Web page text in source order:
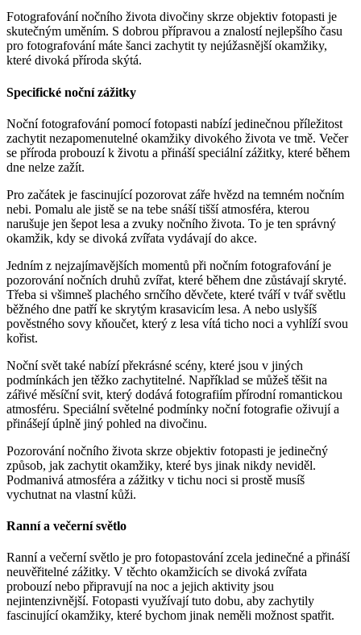
Fotografování nočního života divočiny skrze objektiv fotopasti je
skutečným uměním. S dobrou přípravou a znalostí nejlepšího času
pro fotografování máte šanci zachytit ty nejúžasnější okamžiky,
které divoká příroda skýtá.
Specifické noční zážitky
Noční fotografování pomocí fotopasti nabízí jedinečnou příležitost
zachytit nezapomenutelné okamžiky divokého života ve tmě. Večer
se příroda probouzí k životu a přináší speciální zážitky, které během
dne nelze zažít.
Pro začátek je fascinující pozorovat záře hvězd na temném nočním
nebi. Pomalu ale jistě se na tebe snáší tišší atmosféra, kterou
narušuje jen šepot lesa a zvuky nočního života. To je ten správný
okamžik, kdy se divoká zvířata vydávají do akce.
Jedním z nejzajímavějších momentů při nočním fotografování je
pozorování nočních druhů zvířat, které během dne zůstávají skryté.
Třeba si všimneš plachého srnčího děvčete, které tváří v tvář světlu
běžného dne patří ke skrytým krasavicím lesa. A nebo uslyšíš
pověstného sovy kňoučet, který z lesa vítá ticho noci a vyhlíží svou
kořist.
Noční svět také nabízí překrásné scény, které jsou v jiných
podmínkách jen těžko zachytitelné. Například se můžeš těšit na
zářivé měsíční svit, který dodává fotografiím přírodní romantickou
atmosféru. Speciální světelné podmínky noční fotografie oživují a
přinášejí úplně jiný pohled na divočinu.
Pozorování nočního života skrze objektiv fotopasti je jedinečný
způsob, jak zachytit okamžiky, které bys jinak nikdy neviděl.
Podmanivá atmosféra a zážitky v tichu noci si prostě musíš
vychutnat na vlastní kůži.
Ranní a večerní světlo
Ranní a večerní světlo je pro fotopastování zcela jedinečné a přináší
neuvěřitelné zážitky. V těchto okamžicích se divoká zvířata
probouzí nebo připravují na noc a jejich aktivity jsou
nejintenzivnější. Fotopasti využívají tuto dobu, aby zachytily
fascinující okamžiky, které bychom jinak neměli možnost spatřit.